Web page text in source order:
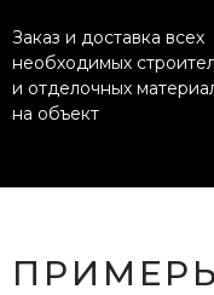
Заказ и доставка всех
необходимых
и отделочных
на объект